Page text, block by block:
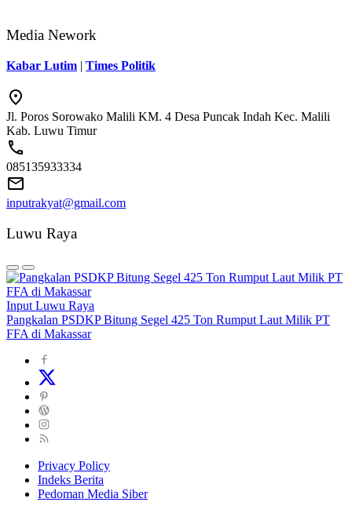
Media Nework
Kabar Lutim | Times Politik
Jl. Poros Sorowako Malili KM. 4 Desa Puncak Indah Kec. Malili
Kab. Luwu Timur
085135933334
inputrakyat@gmail.com
Luwu Raya
Input Luwu Raya
Pangkalan PSDKP Bitung Segel 425 Ton Rumput Laut Milik PT
FFA di Makassar
Privacy Policy
Indeks Berita
Pedoman Media Siber